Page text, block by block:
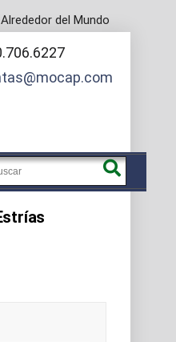
del Mundo
mocap.com